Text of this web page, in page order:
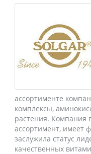
ассортименте
комплексы,
растения. Компания
ассортимент, имеет
заслужила статус
качественных